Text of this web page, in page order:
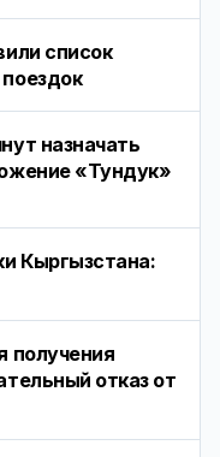
список
назначать
«Тундук»
Кыргызстана:
получения
отказ от